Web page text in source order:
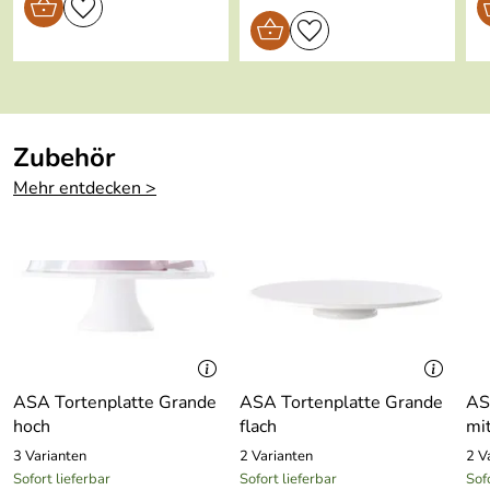
Ofengeeignet:
Gefriergeeignet
ja
Zubehör
Mehr entdecken >
ASA Tortenplatte Grande
hoch
3 Varianten
Sofort lieferbar
ASA Tortenplatte Grande
flach
2 Varianten
Sofort lieferbar
2